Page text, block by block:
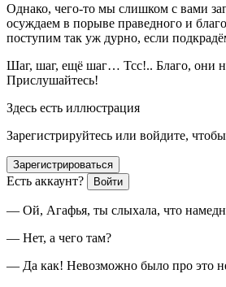
Однако, чего-то мы слишком с вами
осуждаем в порыве праведного и
поступим так уж дурно, если
Шаг, шаг, ещё шаг… Тсс!.. Благо, они
Прислушайтесь!
Здесь есть иллюстрация
Зарегистрируйтесь или войдите,
Зарегистрироваться
Есть аккаунт? Войти
— Ой, Агафья, ты слыхала, что
— Нет, а чего там?
— Да как! Невозможно было про это